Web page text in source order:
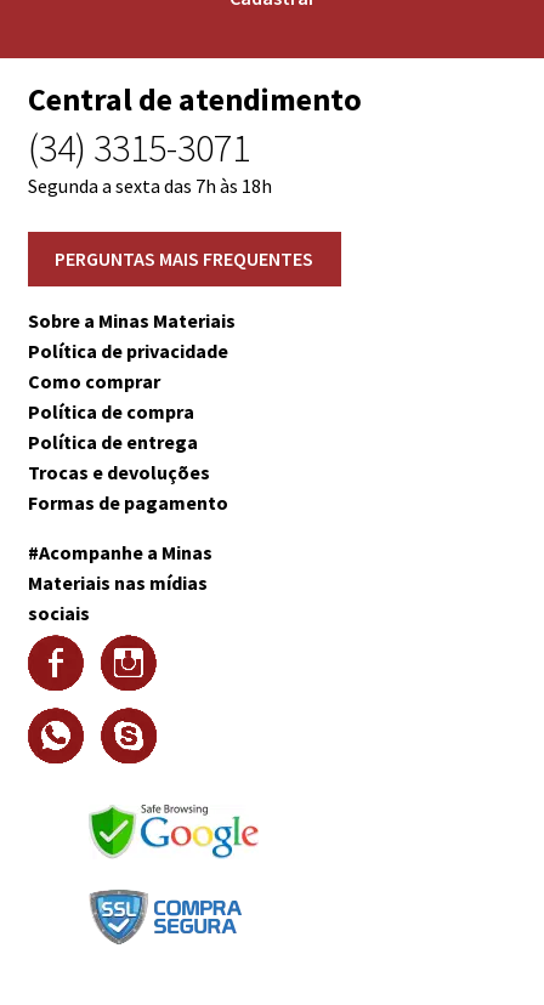
Central de atendimento
(34) 3315-3071
Segunda a sexta das 7h às 18h
Sobre a Minas Materiais
Política de privacidade
Como comprar
Política de compra
Política de entrega
Trocas e devoluções
Formas de pagamento
#Acompanhe a Minas
Materiais nas mídias
sociais